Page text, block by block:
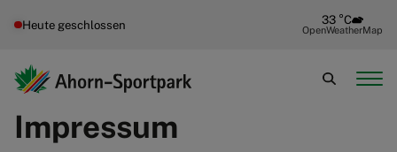
Heute geschlossen 33 °C
OpenWeatherMap
Impressum